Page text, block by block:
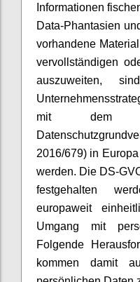
Informationen
Data-Phantasien
vorhandene
vervollständigen
auszuweiten,
mit dem
2016/679) in
werden. Die DS-
festgehalten
europaweit
Umgang mit
Folgende
kommen damit